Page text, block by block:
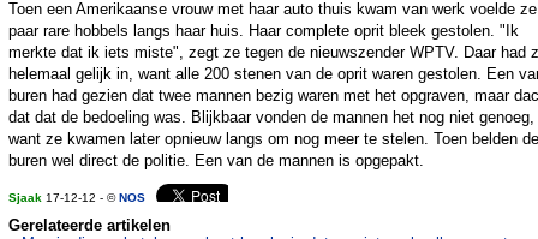
Toen een Amerikaanse vrouw met haar auto thuis kwam van werk voelde
paar rare hobbels langs haar huis. Haar complete oprit bleek gestolen. "Ik
merkte dat ik iets miste", zegt ze tegen de nieuwszender WPTV. Daar had
helemaal gelijk in, want alle 200 stenen van de oprit waren gestolen. Een
buren had gezien dat twee mannen bezig waren met het opgraven, maar
dat dat de bedoeling was. Blijkbaar vonden de mannen het nog niet genoeg,
want ze kwamen later opnieuw langs om nog meer te stelen. Toen belden de
buren wel direct de politie. Een van de mannen is opgepakt.
Sjaak 17-12-12 - ©NOS
Gerelateerde artikelen